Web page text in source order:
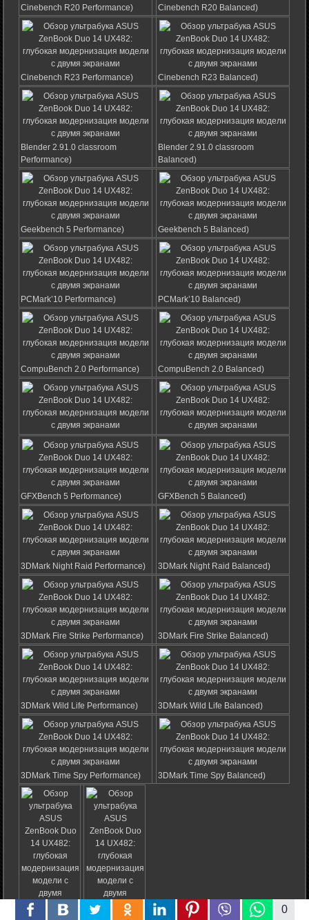
Cinebench R20 Performance) Cinebench R20 Balanced)
Cinebench R23 Performance) Cinebench R23 Balanced)
Blender 2.91.0 classroom
Performance)
Blender 2.91.0 classroom
Balanced)
Geekbench 5 Performance) Geekbench 5 Balanced)
PCMark’10 Performance) PCMark’10 Balanced)
CompuBench 2.0 Performance) CompuBench 2.0 Balanced)
GFXBench 5 Performance) GFXBench 5 Balanced)
3DMark Night Raid Performance) 3DMark Night Raid Balanced)
3DMark Fire Strike Performance) 3DMark Fire Strike Balanced)
3DMark Wild Life Performance) 3DMark Wild Life Balanced)
3DMark Time Spy Performance) 3DMark Time Spy Balanced)
0